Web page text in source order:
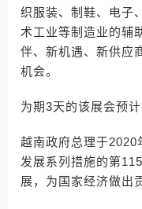
织服装、制鞋、电子
术工业等制造业的辅
伴、新机遇、新供应
机会。
为期3天的该展会预
越南政府总理于2020
发展系列措施的第
展，为国家经济做出